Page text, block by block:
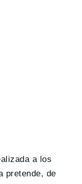
a los
pretende, de